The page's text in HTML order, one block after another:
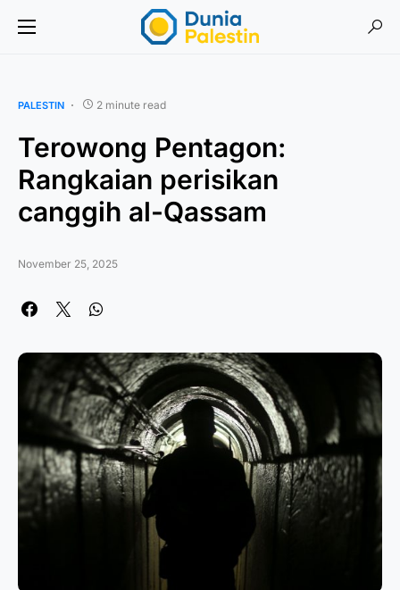
PALESTIN 2 minute read
Terowong Pentagon:
Rangkaian perisikan
canggih al-Qassam
November 25, 2025